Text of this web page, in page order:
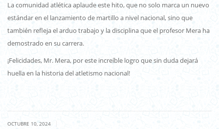
La comunidad atlética aplaude este hito, que no solo marca un nuevo
estándar en el lanzamiento de martillo a nivel nacional, sino que
también refleja el arduo trabajo y la disciplina que el profesor Mera ha
demostrado en su carrera.
¡Felicidades, Mr. Mera, por este increíble logro que sin duda dejará
huella en la historia del atletismo nacional!
OCTUBRE 10, 2024